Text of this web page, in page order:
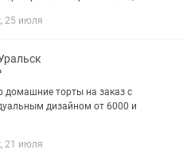
– 8000/кг Торт Ванильный
25 июля
домашние торты на заказ с
дизайном от 6000 и
21 июля